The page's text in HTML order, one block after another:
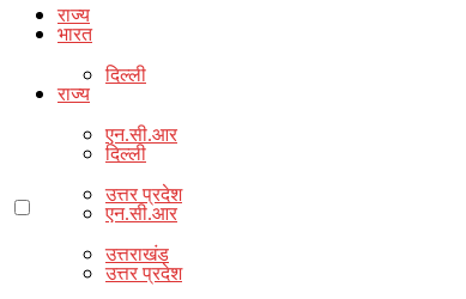
राज्य
दिल्ली
एन.सी.आर
उत्तर प्रदेश
उत्तराखंड
भारत
राज्य
दिल्ली
एन.सी.आर
उत्तर प्रदेश